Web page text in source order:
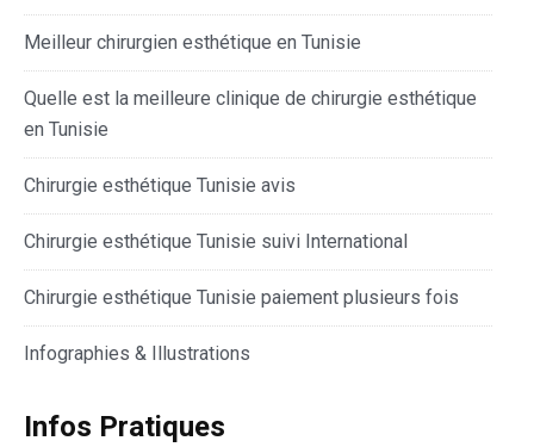
Meilleur chirurgien esthétique en Tunisie
Quelle est la meilleure clinique de chirurgie esthétique
en Tunisie
Chirurgie esthétique Tunisie avis
Chirurgie esthétique Tunisie suivi International
Chirurgie esthétique Tunisie paiement plusieurs fois
Infographies & Illustrations
Infos Pratiques